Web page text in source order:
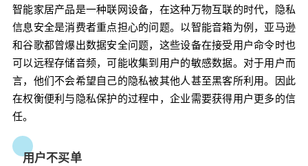
智能家居产品是一种联网设备，在这种万物互联的时代，隐私
信息安全是消费者重点担心的问题。 以智能音箱为例，亚马逊
和谷歌都曾爆出数据安全问题，这些设备在接受用户命令时也
可以远程存储音频，可能收集到用户的敏感数据。 对于用户而
言，他们不会希望自己的隐私被其他人甚至黑客所利用。
因此
在权衡便利与隐私保护的过程中，企业需要获得用户更多的信
任。
用户不买单
距离真正的大规模普及还有很长的一段路要走。 0
收藏
2 元 5 元 10 元
20 元 50 元 自定义
付费内容
¥
6位以上